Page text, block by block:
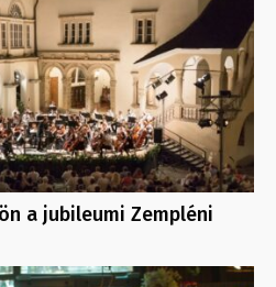
a jubileumi Zempléni